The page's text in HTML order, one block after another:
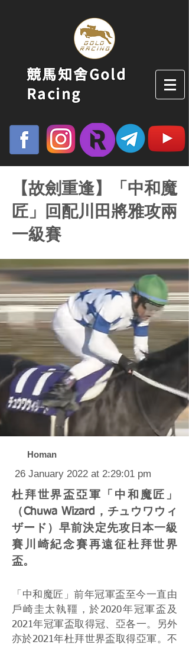
競馬知舍Gold
Racing
【故劍重逢】「中和魔
匠」回配川田將雅攻兩
一級賽
Homan
26 January 2022 at 2:29:01 pm
杜拜世界盃亞軍「中和魔匠」
（Chuwa Wizard，チュウワウィ
ザード）早前決定先攻日本一級
賽川崎紀念賽再遠征杜拜世界
盃。
「中和魔匠」前年冠軍盃至今一直由
戶崎圭太執韁，於2020年冠軍盃及
2021年冠軍盃取得冠、亞各一。另外
亦於2021年杜拜世界盃取得亞軍。不